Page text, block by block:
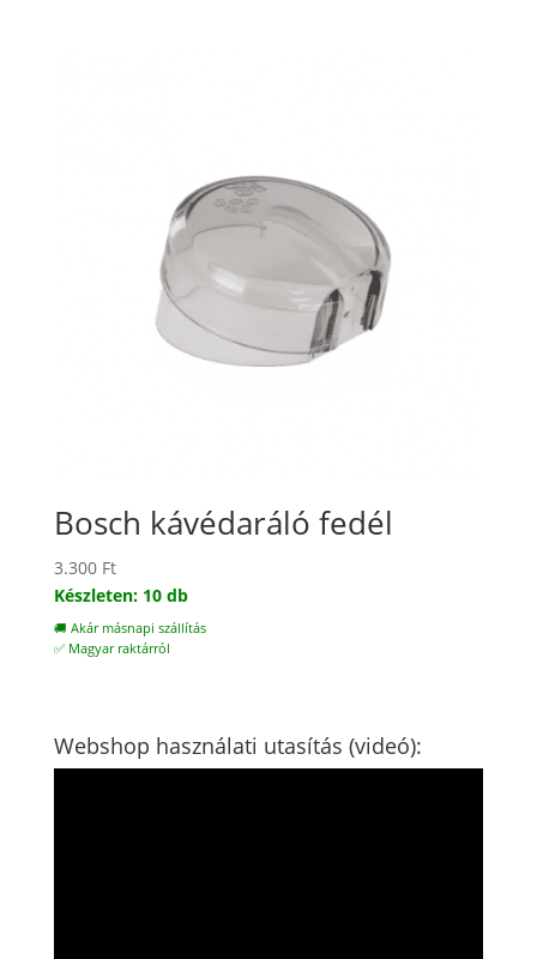
Bosch kávédaráló fedél
3.300 Ft
Készleten: 10 db
🚚 Akár másnapi szállítás
✅ Magyar raktárról
Webshop használati utasítás (videó):